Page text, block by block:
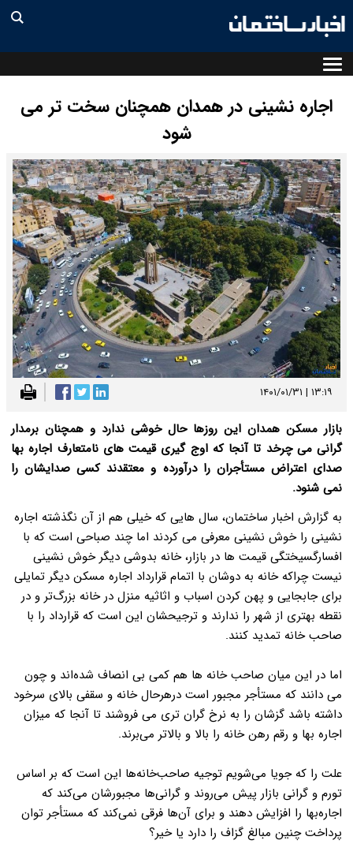
اجاره نشینی در همدان همچنان سخت تر می
شود
۱۳:۱۹ | ۱۴۰۱/۰۱/۳۱
بازار مسکن همدان این روزها حال خوشی ندارد و همچنان برمدار
گرانی می چرخد تا آنجا که اوج گیری قیمت های نامتعارف اجاره بها
صدای اعتراض مستأجران را درآورده و معتقدند کسی صدایشان را
نمی شنود.
به گزارش اخبار ساختمان، سال هایی که خیلی هم از آن نگذشته اجاره
نشینی را خوش نشینی معرفی می کردند اما چند صباحی است که با
افسارگسیختگی قیمت ها در بازار، خانه بدوشی دیگر خوش نشینی
نیست چراکه خانه به دوشان با اتمام قرارداد اجاره مسکن دیگر تمایلی
برای جابجایی و پهن کردن اسباب و اثاثیه منزل در خانه بزرگ‌تر و در
نقطه بهتری از شهر را ندارند و ترجیحشان این است که قرارداد را با
صاحب خانه تمدید کنند.
اما در این میان صاحب خانه ها هم کمی بی انصاف شده‌اند و چون
می دانند که مستأجر مجبور است درهرحال خانه و سقفی بالای سرخود
داشته باشد گزشان را به نرخ گران تری می فروشند تا آنجا که میزان
اجاره بها و رقم رهن خانه را بالا و بالاتر می‌برند.
علت را که جویا می‌شویم توجیه صاحب‌خانه‌ها این است که بر اساس
تورم و گرانی بازار پیش می‌روند و گرانی‌ها مجبورشان می‌کند که
اجاره‌بها را افزایش دهند و برای آن‌ها فرقی نمی‌کند که مستأجر توان
پرداخت چنین مبالغ گزاف را دارد یا خیر؟